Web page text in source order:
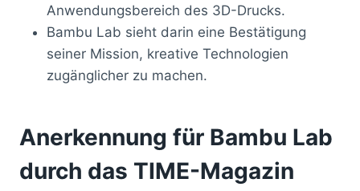
Anwendungsbereich des 3D-Drucks.
Bambu Lab sieht darin eine Bestätigung
seiner Mission, kreative Technologien
zugänglicher zu machen.
Anerkennung für Bambu Lab
durch das TIME-Magazin